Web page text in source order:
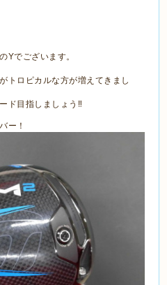
Yでございます。
トロピカルな方が増えてきまし
ド目指しましょう‼
ー！